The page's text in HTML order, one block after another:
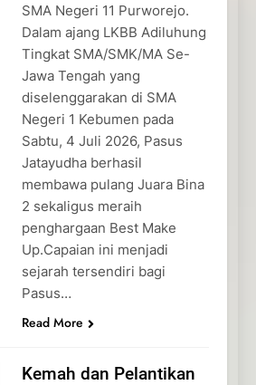
SMA Negeri 11 Purworejo.
Dalam ajang LKBB Adiluhung
Tingkat SMA/SMK/MA Se-
Jawa Tengah yang
diselenggarakan di SMA
Negeri 1 Kebumen pada
Sabtu, 4 Juli 2026, Pasus
Jatayudha berhasil
membawa pulang Juara Bina
2 sekaligus meraih
penghargaan Best Make
Up.Capaian ini menjadi
sejarah tersendiri bagi
Pasus…
Read More
Kemah dan Pelantikan